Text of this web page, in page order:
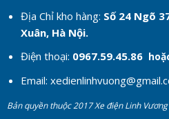
Địa Chỉ kho hàng: Số 24 Ngõ
Xuân, Hà Nội.
Điện thoại: 0967.59.45.86
Email:
Bản quyền thuộc 2017 Xe điện Linh